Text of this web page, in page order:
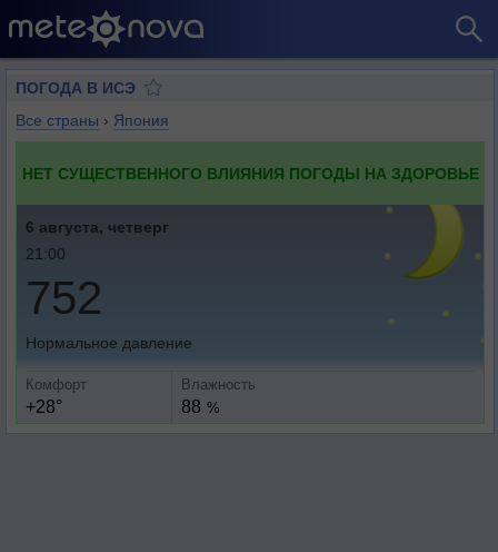
ПОГОДА В ИСЭ
Все страны › Япония
НЕТ СУЩЕСТВЕННОГО ВЛИЯНИЯ ПОГОДЫ НА ЗДОРОВЬЕ
6 августа, четверг
21:00
752
Нормальное давление
Комфорт
+28°
Влажность
88 %